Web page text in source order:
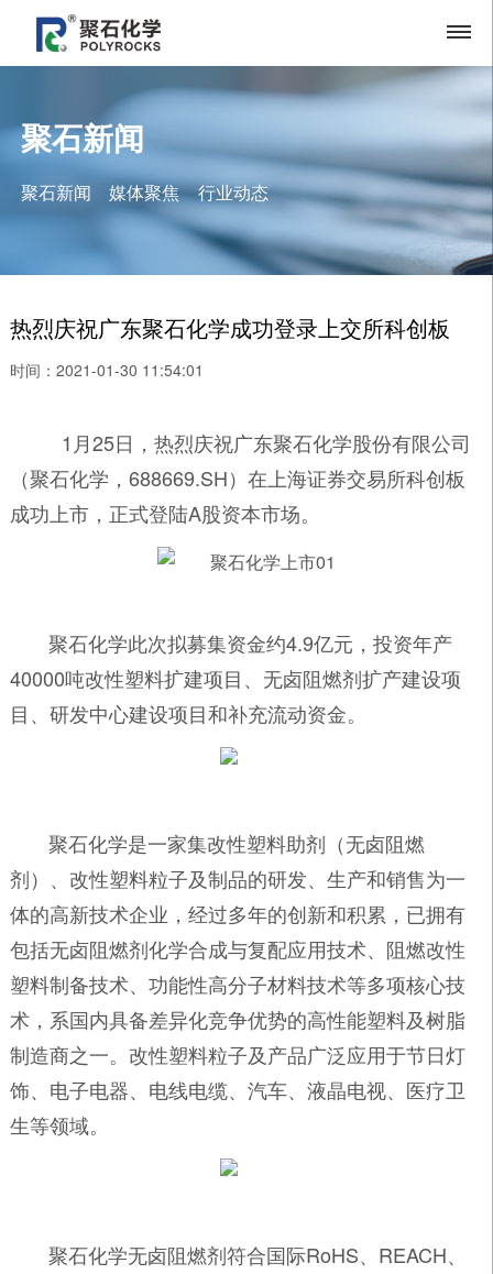
聚石新闻
聚石新闻 媒体聚焦 行业动态
热烈庆祝广东聚石化学成功登录上交所科创板
时间：2021-01-30 11:54:01
1月25日，热烈庆祝广东聚石化学股份有限公司
（聚石化学，688669.SH）在上海证券交易所科创板
成功上市，正式登陆A股资本市场。
聚石化学此次拟募集资金约4.9亿元，投资年产
40000吨改性塑料扩建项目、无卤阻燃剂扩产建设项
目、研发中心建设项目和补充流动资金。
聚石化学是一家集改性塑料助剂（无卤阻燃
剂）、改性塑料粒子及制品的研发、生产和销售为一
体的高新技术企业，经过多年的创新和积累，已拥有
包括无卤阻燃剂化学合成与复配应用技术、阻燃改性
塑料制备技术、功能性高分子材料技术等多项核心技
术，系国内具备差异化竞争优势的高性能塑料及树脂
制造商之一。改性塑料粒子及产品广泛应用于节日灯
饰、电子电器、电线电缆、汽车、液晶电视、医疗卫
生等领域。
聚石化学无卤阻燃剂符合国际RoHS、REACH、